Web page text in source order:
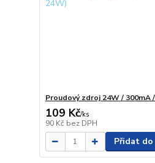
Proudový zdroj 24W / 300mA
109 Kč/ks
90 Kč bez DPH
Přidat do